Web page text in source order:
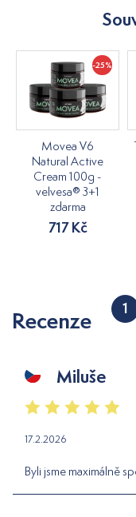
-25%
Movea V6
Natural Active
Cream 100g -
velvesa® 3+1
zdarma
717 Kč
Recenze 1
Miluše
17.2.2026
Byli jsme maximálně